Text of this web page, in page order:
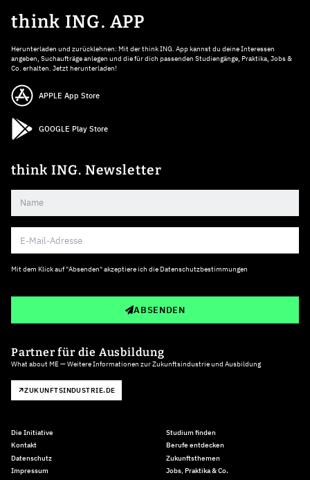
think ING. APP
Herunterladen und zurücklehnen: Mit der think ING. App kannst du deine Interessen
angeben, Suchaufträge anlegen und die für dich passenden Studiengänge, Praktika, Jobs &
Co. erhalten. Jetzt herunterladen!
APPLE App Store
GOOGLE Play Store
think ING. Newsletter
Mit dem Klick auf "Absenden" akzeptiere ich die Datenschutzbestimmungen
ABSENDEN
Partner für die Ausbildung
What about ME — Weitere Informationen zur Zukunftsindustrie und Ausbildung
ZUKUNFTSINDUSTRIE.DE
Die Initiative
Kontakt
Datenschutz
Impressum
Studium finden
Berufe entdecken
Zukunftsthemen
Jobs, Praktika & Co.